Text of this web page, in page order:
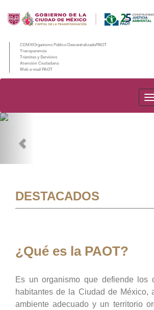
CDMX/Organismo Público Descentralizado/PAOT
Transparencia
Trámites y Servicios
Atención Ciudadana
Web e-mail PAOT
DESTACADOS
¿Qué es la PAOT?
Es un organismo que defiende los
habitantes de la Ciudad de México,
ambiente adecuado y un territorio